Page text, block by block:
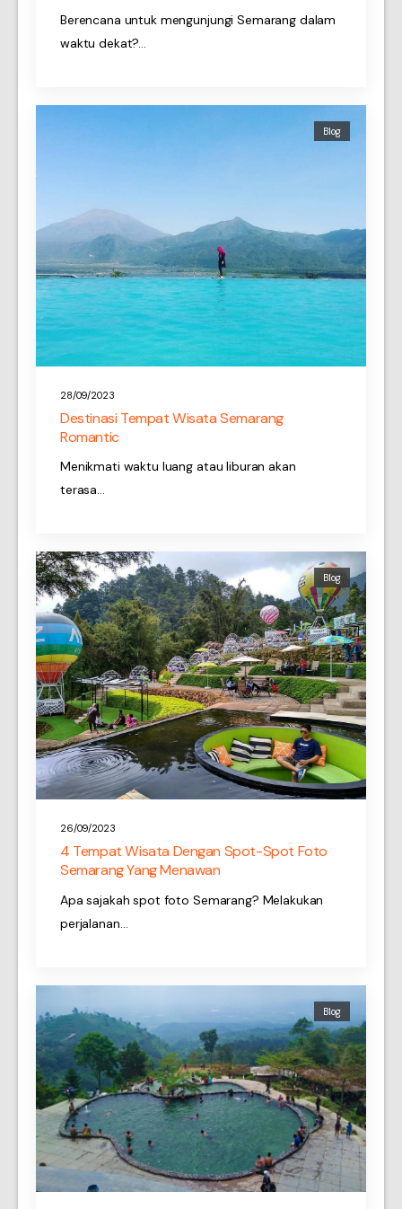
Berencana untuk mengunjungi Semarang dalam
waktu dekat?…
28/09/2023
Blog
Destinasi Tempat Wisata Semarang
Romantic
Menikmati waktu luang atau liburan akan
terasa…
26/09/2023
Blog
4 Tempat Wisata Dengan Spot-Spot Foto
Semarang Yang Menawan
Apa sajakah spot foto Semarang? Melakukan
perjalanan…
Blog